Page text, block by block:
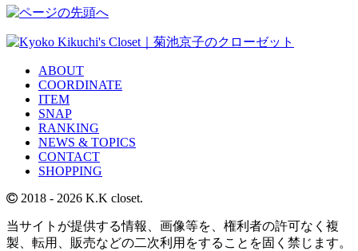
ABOUT
COORDINATE
ITEM
SNAP
RANKING
NEWS & TOPICS
CONTACT
SHOPPING
2018 - 2026 K.K closet.
当サイトが提供する情報、画像等を、権利者の許可なく複
製、転用、販売などの二次利用をすることを固く禁じます。